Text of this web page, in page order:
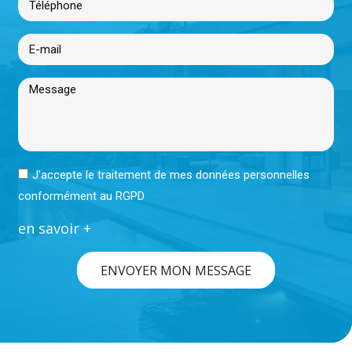
J'accepte le traitement de mes données personnelles
conformément au RGPD
en savoir +
ENVOYER MON MESSAGE